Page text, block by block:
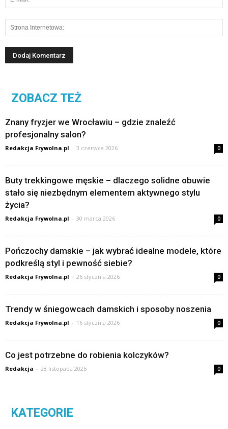
ZOBACZ TEŻ
Znany fryzjer we Wrocławiu – gdzie znaleźć
profesjonalny salon?
Redakcja Frywolna.pl - 3 czerwca 2026 0
Buty trekkingowe męskie – dlaczego solidne obuwie
stało się niezbędnym elementem aktywnego stylu
życia?
Redakcja Frywolna.pl - 30 marca 2026 0
Pończochy damskie – jak wybrać idealne modele, które
podkreślą styl i pewność siebie?
Redakcja Frywolna.pl - 26 stycznia 2026 0
Trendy w śniegowcach damskich i sposoby noszenia
Redakcja Frywolna.pl - 16 stycznia 2026 0
Co jest potrzebne do robienia kolczyków?
Redakcja - 28 listopada 2025 0
KATEGORIE